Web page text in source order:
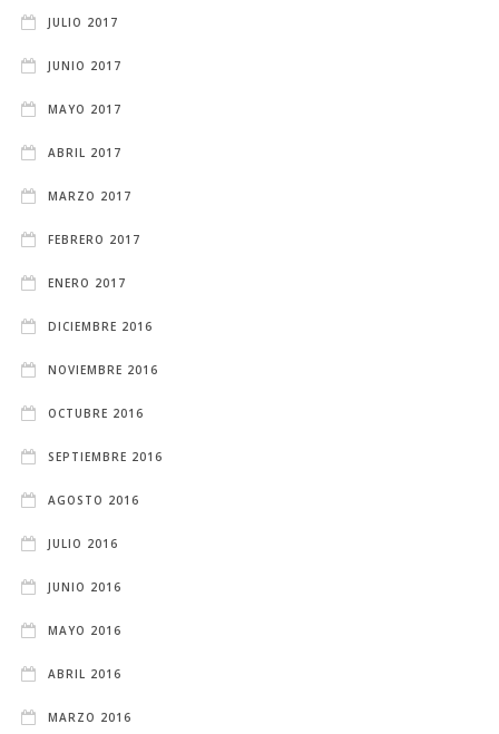
JULIO 2017
JUNIO 2017
MAYO 2017
ABRIL 2017
MARZO 2017
FEBRERO 2017
ENERO 2017
DICIEMBRE 2016
NOVIEMBRE 2016
OCTUBRE 2016
SEPTIEMBRE 2016
AGOSTO 2016
JULIO 2016
JUNIO 2016
MAYO 2016
ABRIL 2016
MARZO 2016